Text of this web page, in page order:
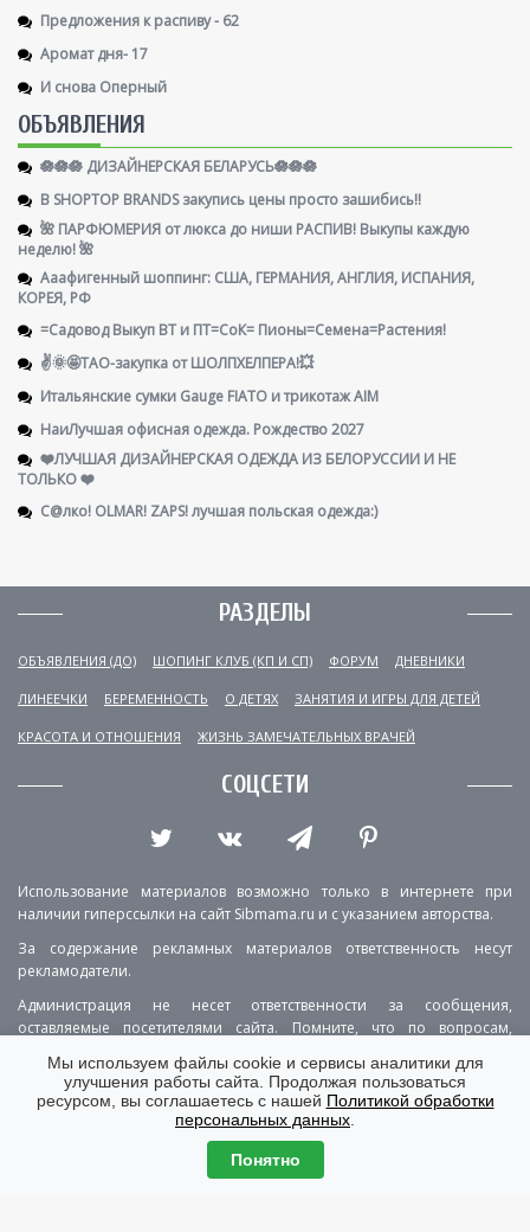
Предложения к распиву - 62
Аромат дня- 17
И снова Оперный
ОБЪЯВЛЕНИЯ
🪷🪷🪷 ДИЗАЙНЕРСКАЯ БЕЛАРУСЬ🪷🪷🪷
В SHOPTOP BRANDS закупись цены просто зашибись!!
🌺 ПАРФЮМЕРИЯ от люкса до ниши РАСПИВ! Выкупы каждую
неделю! 🌺
Ааафигенный шоппинг: США, ГЕРМАНИЯ, АНГЛИЯ, ИСПАНИЯ,
КОРЕЯ, РФ
=Садовод Выкуп ВТ и ПТ=СоК= Пионы=Семена=Растения!
✌️🌞🤩ТАО-закупка от ШОЛПХЕЛПЕРА!💥
Итальянские сумки Gauge FIATO и трикотаж AIM
НаиЛучшая офисная одежда. Рождество 2027
❤️ЛУЧШАЯ ДИЗАЙНЕРСКАЯ ОДЕЖДА ИЗ БЕЛОРУССИИ И НЕ
ТОЛЬКО ❤️
С@лко! OLMAR! ZAPS! лучшая польская одежда:)
РАЗДЕЛЫ
ОБЪЯВЛЕНИЯ (ДО) ШОПИНГ КЛУБ (КП И СП) ФОРУМ ДНЕВНИКИ
ЛИНЕЕЧКИ БЕРЕМЕННОСТЬ О ДЕТЯХ ЗАНЯТИЯ И ИГРЫ ДЛЯ ДЕТЕЙ
КРАСОТА И ОТНОШЕНИЯ ЖИЗНЬ ЗАМЕЧАТЕЛЬНЫХ ВРАЧЕЙ
СОЦСЕТИ
Использование материалов возможно только в интернете при
наличии гиперссылки на сайт Sibmama.ru и с указанием авторства.
За содержание рекламных материалов ответственность несут
рекламодатели.
Администрация не несет ответственности за сообщения,
оставляемые посетителями сайта. Помните, что по вопросам,
РЕКЛАМА О ПРОЕКТЕ
КОНТАКТЫ
ПОЛИТИКА КОНФИДЕНЦИАЛЬНОСТИ
ВЕРСИЯ ДЛЯ КОМПЬЮТЕРА
Мы используем файлы cookie и сервисы аналитики для
улучшения работы сайта. Продолжая пользоваться
ресурсом, вы соглашаетесь с нашей Политикой обработки
персональных данных
Понятно